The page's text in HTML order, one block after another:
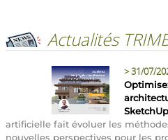
Actualités
>31/07/
artificielle fait évoluer les
nouvelles perspectives pour les